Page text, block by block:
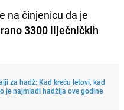
na činjenicu da je
3300 liječničkih
za hadž: Kad kreću letovi, kad
je najmlađi hadžija ove godine